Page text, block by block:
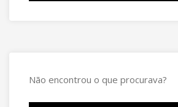
Não encontrou o que procurava?